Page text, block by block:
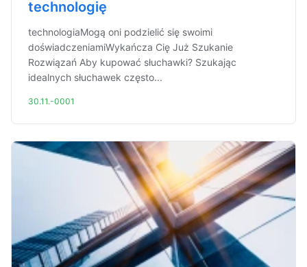
technologię
technologiaMogą oni podzielić się swoimi
doświadczeniamiWykańcza Cię Już Szukanie
Rozwiązań Aby kupować słuchawki? Szukając
idealnych słuchawek często...
30.11.-0001